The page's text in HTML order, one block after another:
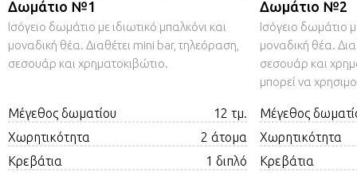
Δωμάτιο №1
Ισόγειο δωμάτιο με ιδιωτικό μπαλκόνι και
μοναδική θέα. Διαθέτει mini bar, τηλεόραση,
σεσουάρ και χρηματοκιβώτιο.
Μέγεθος δωματίου
12 τμ.
Χωρητικότητα
2 άτομα
Κρεβάτια
1 διπλό
Δωμάτιο №2
Ισόγειο δωμάτιο
μοναδική θέα.
σεσουάρ και
μπορεί να
Μέγεθος
Χωρητικότητα
Κρεβάτια